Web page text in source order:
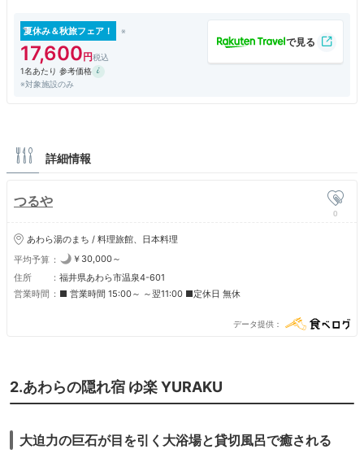
夏休み＆秋旅フェア！
17,600
1名あたり 参考価格
※対象施設のみ
詳細情報
つるや
0
あわら湯のまち / 料理旅館、日本料理
平均予算
￥30,000～
住所
福井県あわら市温泉4-601
営業時間
■ 営業時間 15:00～ ～翌11:00 ■定休日 無休
データ提供
2.あわらの隠れ宿 ゆ楽 YURAKU
大迫力の巨石が目を引く大浴場と貸切風呂で癒される